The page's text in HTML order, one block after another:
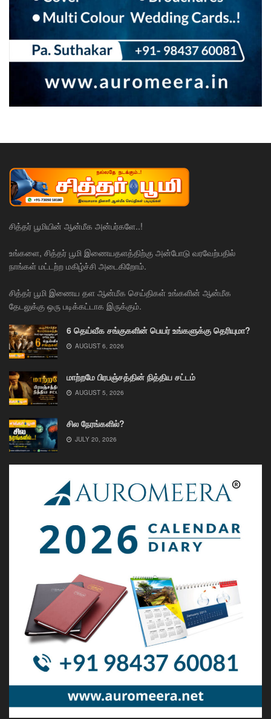
சித்தர் பூமியின் ஆன்மீக அன்பர்களே..!
உங்களை, சித்தர் பூமி இணையதளத்திற்கு அன்போடு வரவேற்பதில்
நாங்கள் மட்டற்ற மகிழ்ச்சி அடைகிறோம்.
சித்தர் பூமி இணைய தள ஆன்மீக செய்திகள் உங்களின் ஆன்மீக
தேடலுக்கு ஒரு படிக்கட்டாக இருக்கும்.
6 தெய்வீக சங்குகளின் பெயர் உங்களுக்கு தெரியுமா?
AUGUST 6, 2026
மாற்றமே பிரபஞ்சத்தின் நித்திய சட்டம்
AUGUST 5, 2026
சில நேரங்களில்?
JULY 20, 2026